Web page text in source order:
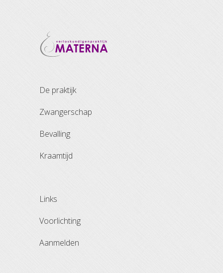
de praktijk
zwangerschap
bevalling
kraamtijd
links
voorlichting
aanmelden